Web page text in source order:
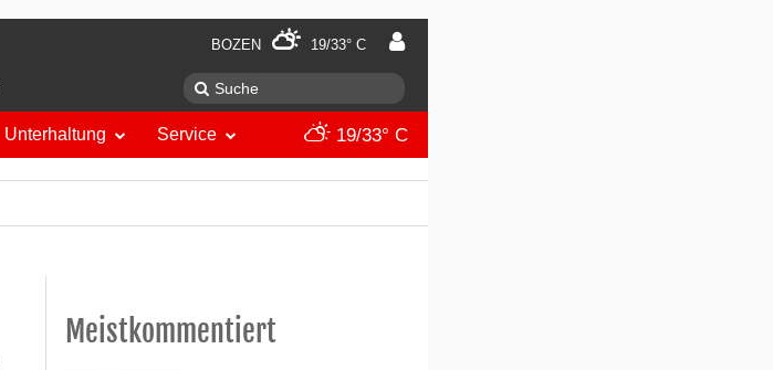
BOZEN 19/33° C
Unterhaltung Service 19/33° C
Meistkommentiert